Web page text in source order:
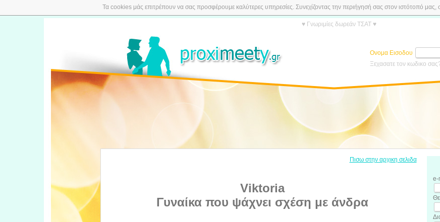
Τα cookies μάς επιτρέπουν να σας προσφέρουμε καλύτερες υπηρεσίες. Συνεχίζοντας την περιήγησή σας στον ιστότοπό μας,
♥ Γνωριμίες δωρεάν ΤΣΑΤ ♥
Ονομα Εισοδου
Ξεχασατε τον κωδικο
Πισω στην αρχικη σελιδα
Viktoria
Γυναίκα που ψάχνει σχέση με άνδρα
e-